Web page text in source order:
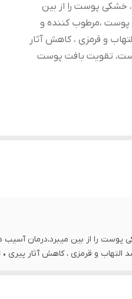
خشکی پوست را از بین
پوست ،مرطوب کننده و
و قرمزی ، کاهش آثار
تقویت بافت پوست
پوست را از بین میبرد،درمان
التهاب و قرمزی ، کاهش آثار پیری